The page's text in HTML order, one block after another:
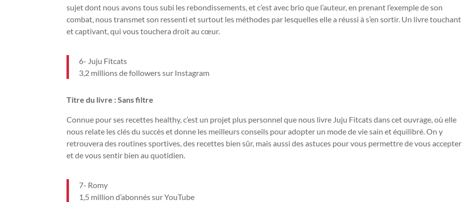
sujet dont nous avons tous subi les rebondissements, et c’est avec brio que l’auteur, en prenant l’exemple de son
combat, nous transmet son ressenti et surtout les méthodes par lesquelles elle a réussi à s’en sortir. Un livre touchant
et captivant, qui vous touchera droit au cœur.
6- Juju Fitcats
3,2 millions de followers sur Instagram
Titre du livre : Sans filtre
Connue pour ses recettes healthy, c’est un projet plus personnel que nous livre Juju Fitcats dans cet ouvrage, où elle
nous relate les clés du succès et donne les meilleurs conseils pour adopter un mode de vie sain et équilibré. On y
retrouvera des routines sportives, des recettes bien sûr, mais aussi des astuces pour vous permettre de vous accepter
et de vous sentir bien au quotidien.
7- Romy
1,5 million d’abonnés sur YouTube